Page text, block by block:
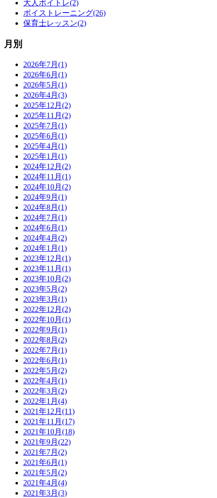
大人ボイトレ(2)
ボイストレーニング(26)
保育士レッスン(2)
月別
2026年7月(1)
2026年6月(1)
2026年5月(1)
2026年4月(3)
2025年12月(2)
2025年11月(2)
2025年7月(1)
2025年6月(1)
2025年4月(1)
2025年1月(1)
2024年12月(2)
2024年11月(1)
2024年10月(2)
2024年9月(1)
2024年8月(1)
2024年7月(1)
2024年6月(1)
2024年4月(2)
2024年1月(1)
2023年12月(1)
2023年11月(1)
2023年10月(2)
2023年5月(2)
2023年3月(1)
2022年12月(2)
2022年10月(1)
2022年9月(1)
2022年8月(2)
2022年7月(1)
2022年6月(1)
2022年5月(2)
2022年4月(1)
2022年3月(2)
2022年1月(4)
2021年12月(11)
2021年11月(17)
2021年10月(18)
2021年9月(22)
2021年7月(2)
2021年6月(1)
2021年5月(2)
2021年4月(4)
2021年3月(3)